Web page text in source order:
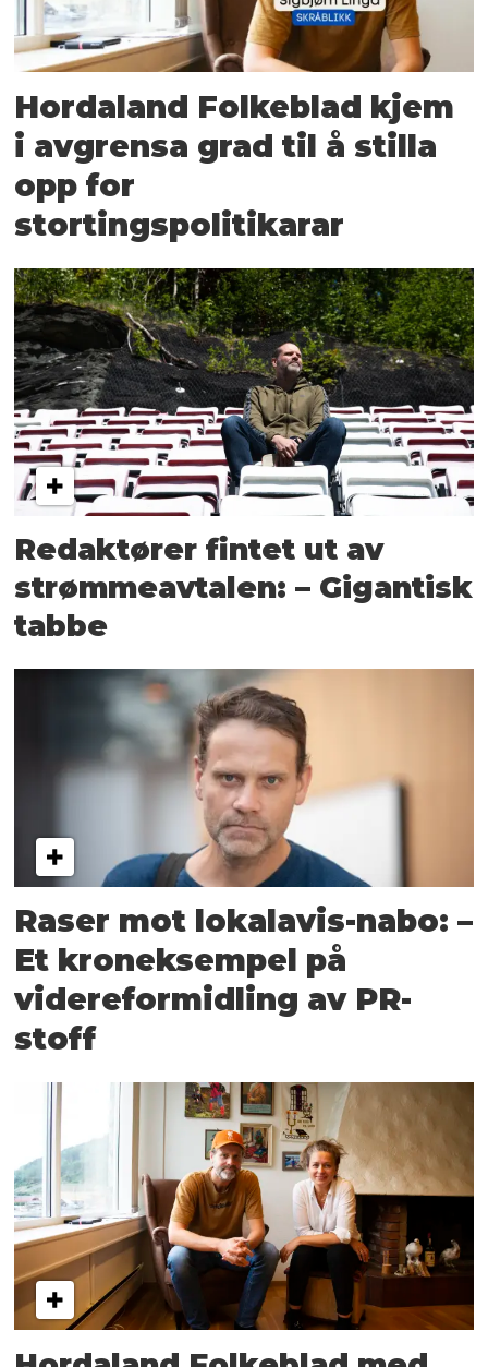
Hordaland Folkeblad kjem
i avgrensa grad til å stilla
opp for
stortingspolitikarar
Redaktører fintet ut av
strømmeavtalen: – Gigantisk
tabbe
Raser mot lokalavis-nabo: –
Et kroneksempel på
videreformidling av PR-
stoff